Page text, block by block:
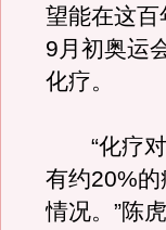
望能在这
9月初奥运
化疗。
“化疗对
有约20%
情况。”陈